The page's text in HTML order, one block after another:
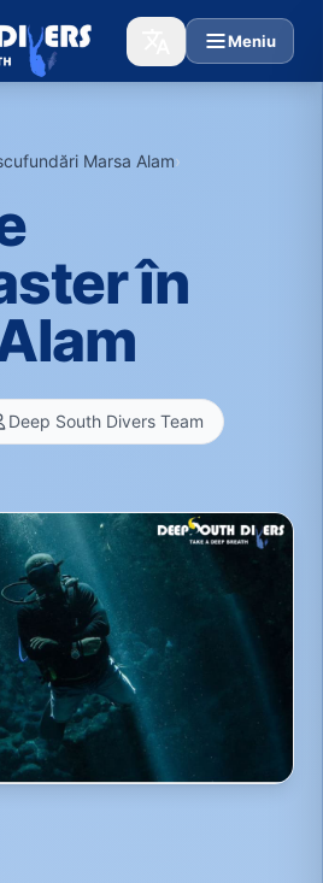
Meniu
Marsa Alam›
în
Deep South Divers Team